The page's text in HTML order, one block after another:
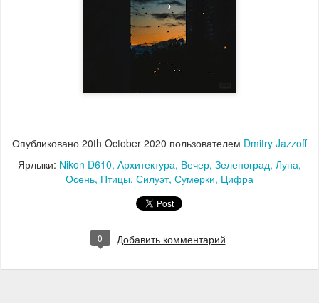
Опубликовано 20th October 2020 пользователем Dmitry Jazzoff
Ярлыки: Nikon D610 Архитектура Вечер Зеленоград Луна
Осень Птицы Силуэт Сумерки Цифра
0 Добавить комментарий